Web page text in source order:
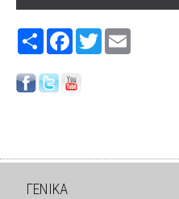
Share FacebookTwitter
ΓΕΝΙΚΑ